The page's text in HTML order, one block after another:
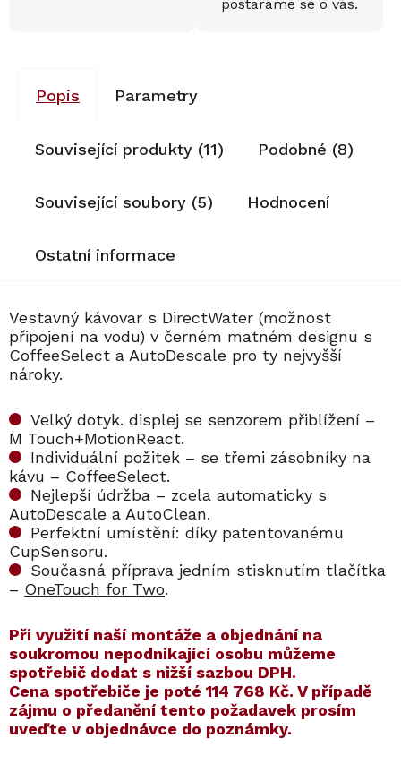
postaráme se o vás.
Popis Parametry
Související produkty (11) Podobné (8)
Související soubory (5) Hodnocení
Ostatní informace
Vestavný kávovar s DirectWater (možnost
připojení na vodu) v černém matném designu s
CoffeeSelect a AutoDescale pro ty nejvyšší
nároky.
Velký dotyk. displej se senzorem přiblížení –
M Touch+MotionReact.
Individuální požitek – se třemi zásobníky na
kávu – CoffeeSelect.
Nejlepší údržba – zcela automaticky s
AutoDescale a AutoClean.
Perfektní umístění: díky patentovanému
CupSensoru.
Současná příprava jedním stisknutím tlačítka
– OneTouch for Two.
​​Při využití naší montáže a objednání na
soukromou nepodnikající osobu můžeme
spotřebič dodat s nižší sazbou DPH.
Cena spotřebiče je poté 114 768 Kč. V případě
zájmu o předanění tento požadavek prosím
uveďte v objednávce do poznámky.